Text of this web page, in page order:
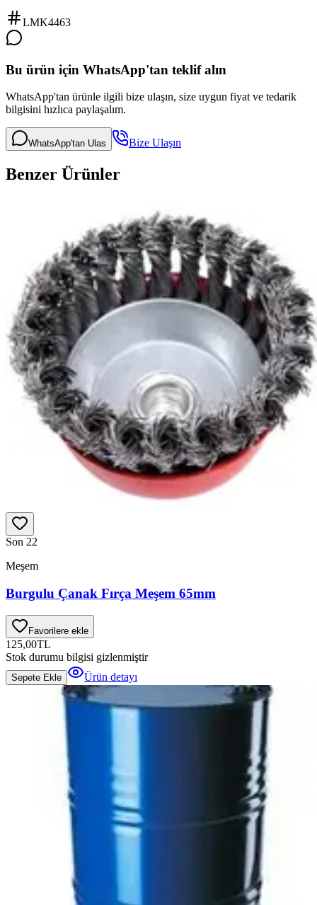
LMK4463
Bu ürün için WhatsApp'tan teklif alın
WhatsApp'tan ürünle ilgili bize ulaşın, size uygun fiyat ve tedarik
bilgisini hızlıca paylaşalım.
WhatsApp'tan Ulas Bize Ulaşın
Benzer Ürünler
Son 22
Meşem
Burgulu Çanak Fırça Meşem 65mm
Favorilere ekle
125,00TL
Stok durumu bilgisi gizlenmiştir
Sepete Ekle Ürün detayı